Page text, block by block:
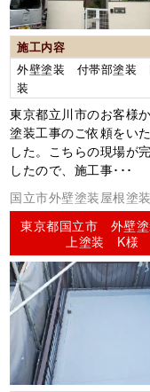
施工内容
外壁塗装 付帯部塗装
装
東京都立川市のお客様
塗装工事のご依頼をい
した。こちらの現場が
したので、施工事･･･
国立市外壁塗装屋根塗装
東京都国立市 外壁塗
上塗装 K様